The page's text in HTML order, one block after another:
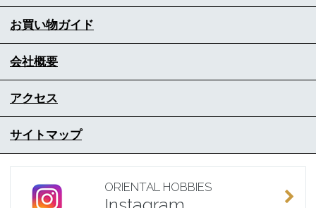
お買い物ガイド
会社概要
アクセス
サイトマップ
ORIENTAL HOBBIES